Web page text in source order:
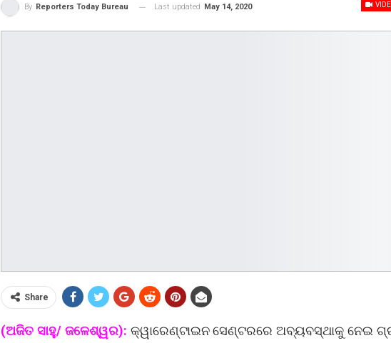
By Reporters Today Bureau Last updated May 14, 2020
Share
(ଅଜିତ ସାହୁ/ ଜଳେଶ୍ୱର): କ୍ୱାରେଣ୍ଟାଇନ ସେଣ୍ଟରରେ ଅବ୍ୟବସ୍ଥାକୁ ନେଇ